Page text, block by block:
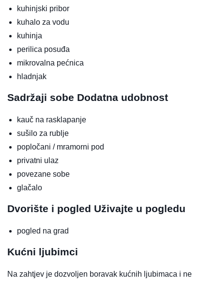
kuhinjski pribor
kuhalo za vodu
kuhinja
perilica posuđa
mikrovalna pećnica
hladnjak
Sadržaji sobe Dodatna udobnost
kauč na rasklapanje
sušilo za rublje
popločani / mramorni pod
privatni ulaz
povezane sobe
glačalo
Dvorište i pogled Uživajte u pogledu
pogled na grad
Kućni ljubimci
Na zahtjev je dozvoljen boravak kućnih ljubimaca i ne